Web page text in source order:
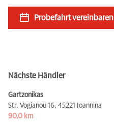
Probefahrt vereinbaren
Nächste Händler
Gartzonikas
Str. Vogianou 16, 45221 Ioannina
90,0 km